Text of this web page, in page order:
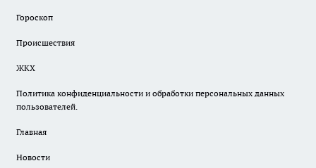
Гороскоп
Происшествия
ЖКХ
Политика конфиденциальности и обработки персональных данных
пользователей.
Главная
Новости